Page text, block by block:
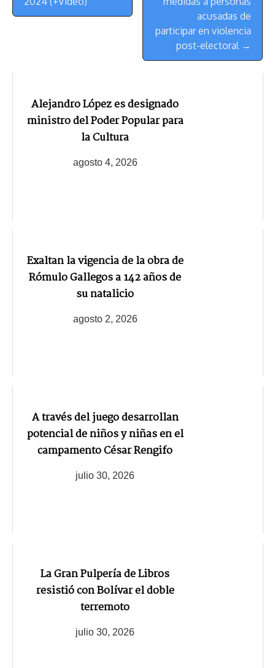
acusadas de
participar en violencia
post-electoral →
Alejandro López es designado
ministro del Poder Popular para
la Cultura
agosto 4, 2026
Exaltan la vigencia de la obra de
Rómulo Gallegos a 142 años de
su natalicio
agosto 2, 2026
A través del juego desarrollan
potencial de niños y niñas en el
campamento César Rengifo
julio 30, 2026
La Gran Pulpería de Libros
resistió con Bolívar el doble
terremoto
julio 30, 2026